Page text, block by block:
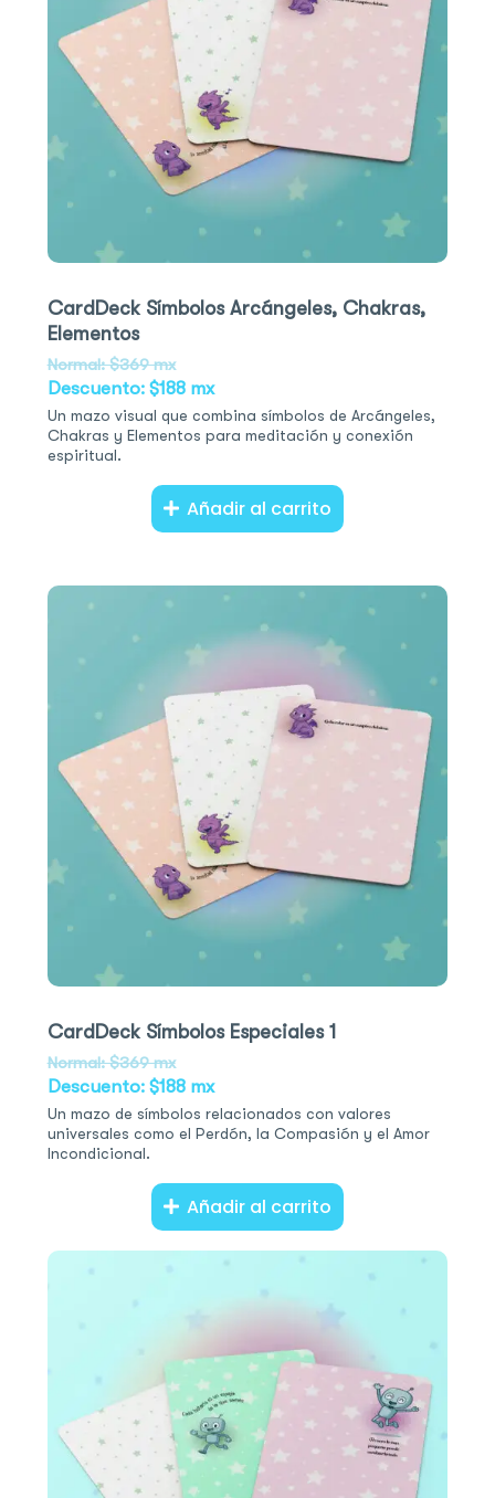
CardDeck Símbolos Arcángeles, Chakras,
Elementos
Normal: $369 mx
Descuento: $188 mx
Un mazo visual que combina símbolos de Arcángeles,
Chakras y Elementos para meditación y conexión
espiritual.
Añadir al carrito
CardDeck Símbolos Especiales 1
Normal: $369 mx
Descuento: $188 mx
Un mazo de símbolos relacionados con valores
universales como el Perdón, la Compasión y el Amor
Incondicional.
Añadir al carrito